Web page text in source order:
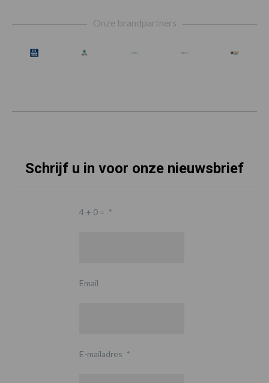
Onze brandpartners
Schrijf u in voor onze nieuwsbrief
4 + 0 = *
Email
E-mailadres *